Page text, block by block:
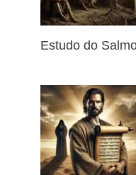
Estudo do